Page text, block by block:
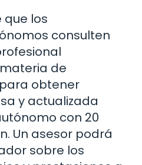
que los
consulten
de
obtener
y actualizada
con 20
Un asesor podrá
sobre los